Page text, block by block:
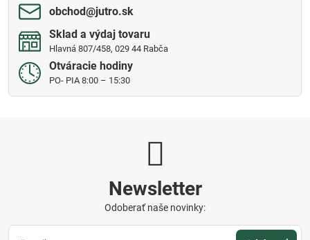
obchod​@jutro​.sk
Sklad a výdaj tovaru
Hlavná 807/458, 029 44 Rabča
Otváracie hodiny
PO- PIA 8:00 – 15:30
Newsletter
Odoberať naše novinky: